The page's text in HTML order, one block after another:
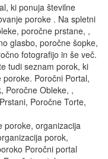
ki ponuja številne
poroke . Na spletni
poročne prstane, ,
glasbo, poročne šopke,
fotografijo in še več.
tudi seznam porok, ki
Poročni Portal,
Poročne Obleke, ,
Poročne Torte,
poroke, organizacija
porok,
Poročni portal